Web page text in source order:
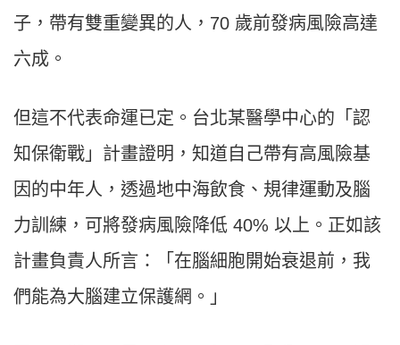
子，帶有雙重變異的人，70 歲前發病風險高達
六成。
但這不代表命運已定。台北某醫學中心的「認
知保衛戰」計畫證明，知道自己帶有高風險基
因的中年人，透過地中海飲食、規律運動及腦
力訓練，可將發病風險降低 40% 以上。正如該
計畫負責人所言：「在腦細胞開始衰退前，我
們能為大腦建立保護網。」